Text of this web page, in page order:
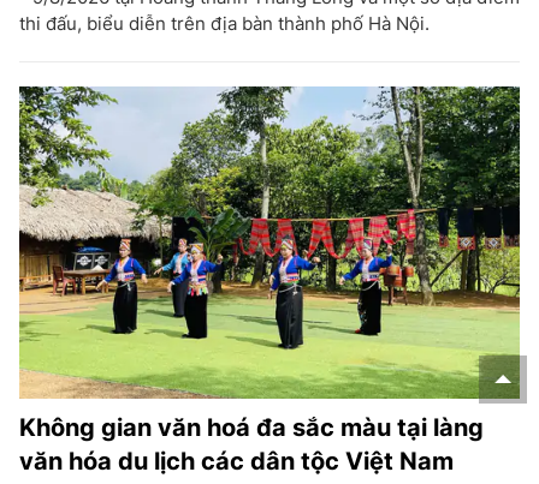
thi đấu, biểu diễn trên địa bàn thành phố Hà Nội.
Không gian văn hoá đa sắc màu tại làng
văn hóa du lịch các dân tộc Việt Nam